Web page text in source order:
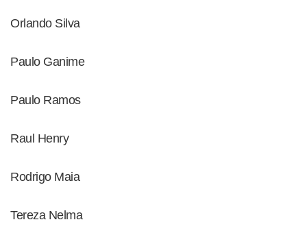
Orlando Silva
Paulo Ganime
Paulo Ramos
Raul Henry
Rodrigo Maia
Tereza Nelma